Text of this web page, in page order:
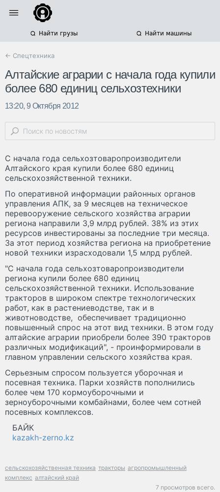
Найти грузы Найти машины
← Спецтехника
Алтайские аграрии с начала года купили
более 680 единиц сельхозтехники
13:20, 9 Октября 2012
С начала года сельхозтоваропроизводители
Алтайского края купили более 680 единиц
сельскохозяйственной техники.
По оперативной информации районных органов
управления АПК, за 9 месяцев на техническое
перевооружение сельского хозяйства аграрии
региона направили 3,9 млрд рублей. 38% из этих
ресурсов инвестированы за последние три месяца.
За этот период хозяйства региона на приобретение
новой техники израсходовали 1,5 млрд рублей.
"С начала года сельхозтоваропроизводители
региона купили более 680 единиц
сельскохозяйственной техники. Использование
тракторов в широком спектре технологических
работ, как в растениеводстве, так и в
животноводстве, обеспечивает традиционно
повышенный спрос на этот вид техники. В этом году
алтайские аграрии приобрели более 390 тракторов
различных модификаций", - проинформировали в
главном управлении сельского хозяйства края.
Серьезным спросом пользуется уборочная и
посевная техника. Парки хозяйств пополнились
более чем 170 кормоуборочными и
зерноуборочными комбайнами, более чем сотней
посевных комплексов.
БАЙК
kazakh-zerno.kz
сельскохозяйственная техника тракторы агропромышленный
комплекс алтайский край
7 просмотров всего.